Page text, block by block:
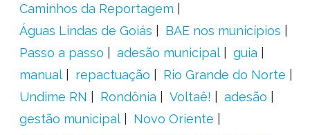
Caminhos da Reportagem
Águas Lindas de Goiás
BAE nos municípios
Passo a passo
adesão municipal
guia
manual
repactuação
Rio Grande do Norte
Undime RN
Rondônia Voltaê!
adesão
gestão municipal
Novo Oriente